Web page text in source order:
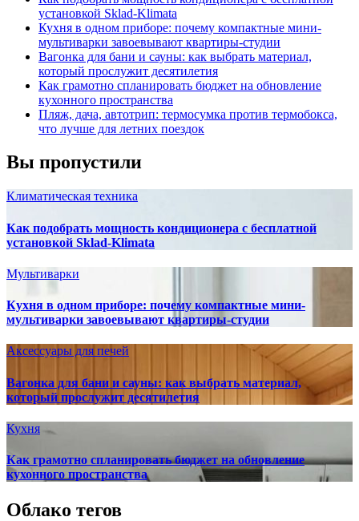
установкой Sklad-Klimata
Кухня в одном приборе: почему компактные мини-
мультиварки завоевывают квартиры-студии
Вагонка для бани и сауны: как выбрать материал,
который прослужит десятилетия
Как грамотно спланировать бюджет на обновление
кухонного пространства
Пляж, дача, автотрип: термосумка против термобокса,
что лучше для летних поездок
Вы пропустили
Климатическая техника
Как подобрать мощность кондиционера с бесплатной
установкой Sklad-Klimata
Мультиварки
Кухня в одном приборе: почему компактные мини-
мультиварки завоевывают квартиры-студии
Аксессуары для печей
Вагонка для бани и сауны: как выбрать материал,
который прослужит десятилетия
Кухня
Как грамотно спланировать бюджет на обновление
кухонного пространства
Облако тегов